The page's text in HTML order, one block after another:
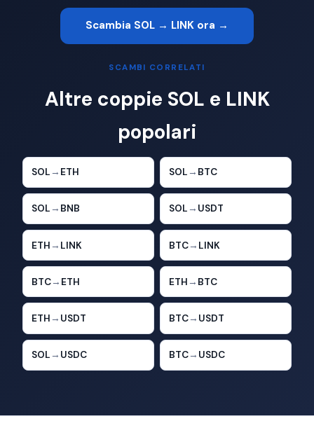
Scambia SOL → LINK ora →
SCAMBI CORRELATI
Altre coppie SOL e LINK
popolari
SOL → ETH SOL → BTC
SOL → BNB SOL → USDT
ETH → LINK BTC→ LINK
BTC→ ETH ETH → BTC
ETH → USDT BTC→ USDT
SOL → USDC BTC→ USDC